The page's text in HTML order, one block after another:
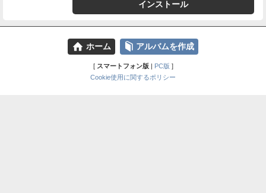
インストール
⌂ ホーム 📕 アルバムを作成
[ スマートフォン版| PC版 ]
Cookie使用に関するポリシー